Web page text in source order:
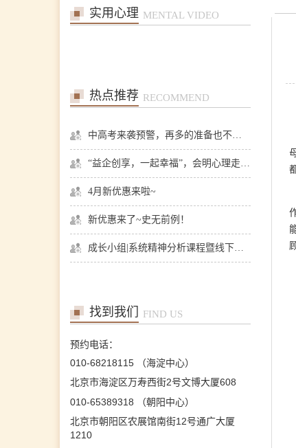
实用心理 MENTAL VIDEO
热点推荐 RECOMMEND
中高考来袭预警，再多的准备也不嫌多，这一份考生福利等你来拿
“益企创享，一起幸福”，会明心理走进社区公益，与居民一起让社区更美好
4月新优惠来啦~
新优惠来了~史无前例！
成长小组|系统精神分析课程暨线下团体成长小组招募
找到我们 FIND US
预约电话：
010-68218115 （海淀中心）
北京市海淀区万寿西街2号文博大厦608
010-65389318 （朝阳中心）
北京市朝阳区农展馆南街12号通广大厦
1210
陈欣首席咨询师
系、情感问题等
王芳首席咨询师
擅长：情绪情感(情绪困
扰、自我冲突、自我发展、
询(亲子沟通、厌学逃学、
叛逆对抗、学业规划等)；
在线预约
沈莉首席咨询师
擅长：婚恋情感问题、青少
年问题、 产前产后抑郁、
情绪障碍、心身健康问题、